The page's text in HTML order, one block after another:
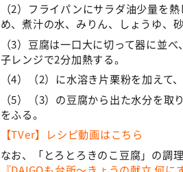
（2）フライパンにサラダ油少量を
め、煮汁の水、みりん、しょうゆ、
（3）豆腐は一口大に切って器に並
子レンジで2分加熱する。
（4）（2）に水溶き片栗粉を加えて
（5）（3）の豆腐から出た水分を
をふる。
【TVer】レシピ動画はこちら
なお、「とろとろきのこ豆腐」の調